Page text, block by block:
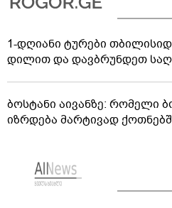
1-დღიანი ტურები
დილით და დავბრუნდეთ
ბოსტანი აივანზე: რომელი
იზრდება მარტივად